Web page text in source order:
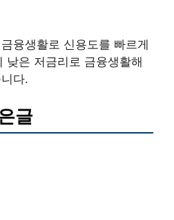
융생활로 신용도를 빠르게
낮은 저금리로 금융생활해
다.
글